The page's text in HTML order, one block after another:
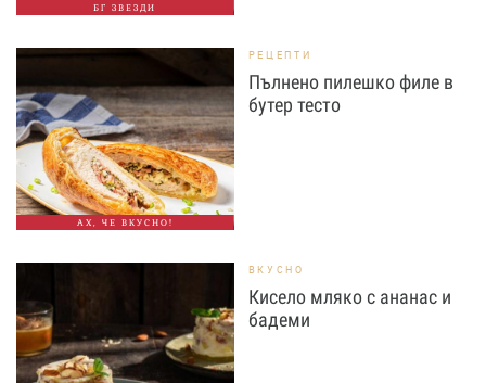
БГ ЗВЕЗДИ
АХ, ЧЕ ВКУСНО!
РЕЦЕПТИ
Пълнено пилешко филе в
бутер тесто
ВКУСНО
Кисело мляко с ананас и
бадеми